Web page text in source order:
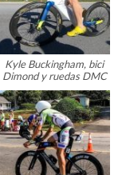
Kyle Buckingham, bici
Dimond y ruedas DMC